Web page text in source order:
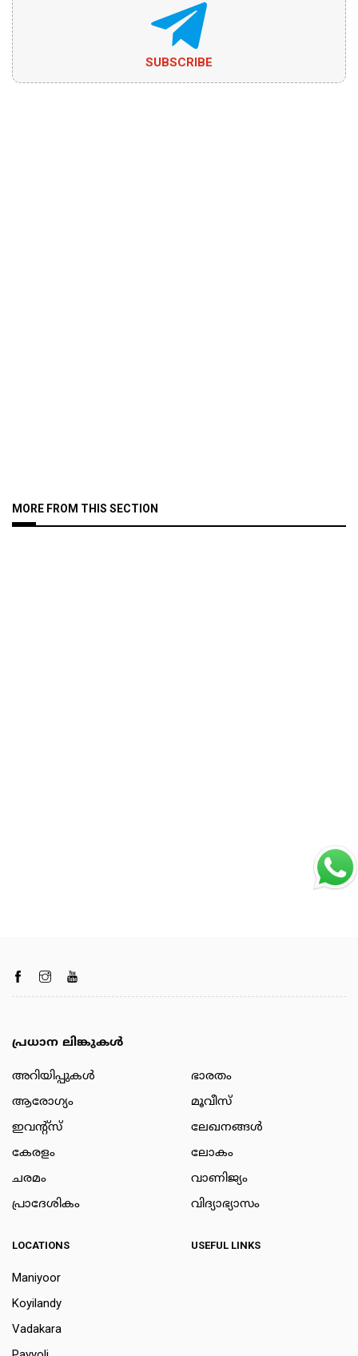
SUBSCRIBE
MORE FROM THIS SECTION
പ്രധാന ലിങ്കുകൾ
അറിയിപ്പുകള്‍
ആരോഗ്യം
ഇവന്റ്സ്
കേരളം
ചരമം
പ്രാദേശികം
ഭാരതം
മൂവീസ്
ലേഖനങ്ങള്‍
ലോകം
വാണിജ്യം
വിദ്യാഭ്യാസം
LOCATIONS
Maniyoor
Koyilandy
Vadakara
USEFUL LINKS